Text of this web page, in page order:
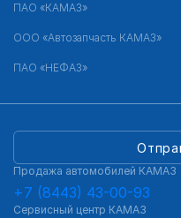
Продажа автомобилей КАМАЗ
+7 (8443) 43-00-93
Сервисный центр КАМАЗ
ПАО «КАМАЗ»
ООО «Автозапчасть КАМАЗ»
ПАО «НЕФАЗ»